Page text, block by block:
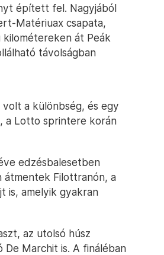
épített fel. Nagyjából
Matériuax csapata,
át Peák
távolságban
a különbség, és egy
a Lotto sprintere korán
edzésbalesetben
átmentek Filottranón, a
is, amelyik gyakran
az utolsó húsz
Marchit is. A fináléban